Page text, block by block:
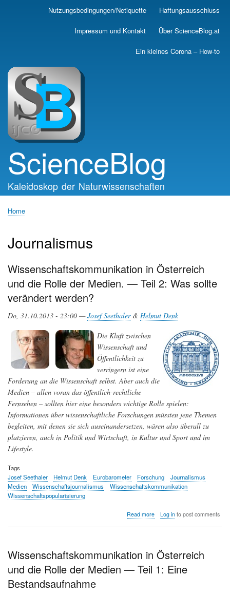
Skip
main
Nutzungsbedingungen/Netiquette Haftungsausschluss
Impressum und Kontakt Über ScienceBlog.at
Ein kleines Corona – How-to
ScienceBlog
Kaleidoskop der Naturwissenschaften
Home
Journalismus
Wissenschaftskommunikation in Österreich
und die Rolle der Medien. — Teil 2: Was sollte
verändert werden?
Do, 31.10.2013 - 23:00 —Josef Seethaler& Helmut Denk
Die Kluft zwischen
Wissenschaft und
Öffentlichkeit zu
verringern ist eine
Forderung an die Wissenschaft selbst. Aber auch die
Medien – allen voran das öffentlich-rechtliche
Fernsehen – sollten hier eine besonders wichtige Rolle spielen:
Informationen über wissenschaftliche Forschungen müssten jene Themen
begleiten, mit denen sie sich auseinandersetzen, wären also überall zu
platzieren, auch in Politik und Wirtschaft, in Kultur und Sport und im
Lifestyle.
Tags
Josef Seethaler
Helmut Denk Eurobarometer Forschung
Journalismus
Medien
Wissenschaftsjournalismus
Wissenschaftskommunikation
Wissenschaftspopularisierung
Read moreabout
die
Rolle
der
Log into post comments
Wissenschaftskommunikation in Österreich
und die Rolle der Medien — Teil 1: Eine
Bestandsaufnahme